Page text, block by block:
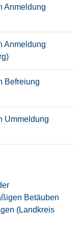
Anmeldung
Anmeldung
Befreiung
Ummeldung
Betäuben
(Landkreis